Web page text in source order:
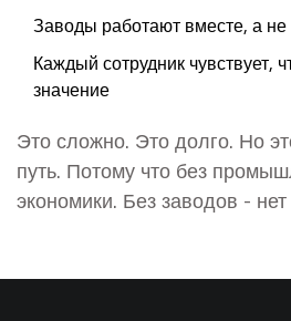
Заводы работают вместе, а не
Каждый сотрудник чувствует,
значение
Это сложно. Это долго. Но
путь. Потому что без
экономики. Без заводов -